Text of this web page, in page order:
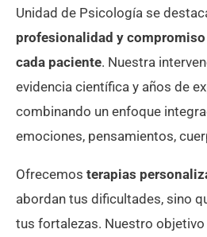
Unidad de Psicología se
profesionalidad y
cada paciente. Nuestra
evidencia científica y años de
combinando un enfoque
emociones, pensamientos,
Ofrecemos terapias
abordan tus dificultades, sino
tus fortalezas. Nuestro objetivo